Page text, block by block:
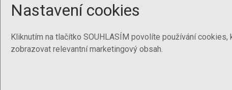
Nastavení cookies
Kliknutím na tlačítko SOUHLASÍM povolíte používání cookies,
zobrazovat relevantní marketingový obsah.